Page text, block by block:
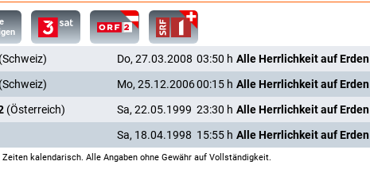
(Schweiz) Do, 27.03.2008 03:50 h Alle Herrlichkeit auf Erden
(Schweiz) Mo, 25.12.200600:15 h Alle Herrlichkeit auf Erden
(Österreich) Sa, 22.05.1999 23:30 h Alle Herrlichkeit auf Erden
Sa, 18.04.1998 15:55 h Alle Herrlichkeit auf Erden
Zeiten kalendarisch. Alle Angaben ohne Gewähr auf Vollständigkeit.